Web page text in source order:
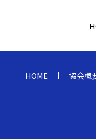
HOME
HOME 協会概